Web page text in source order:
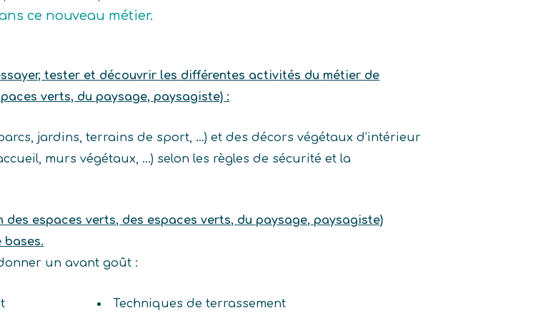
ce nouveau métier.
tester et découvrir les différentes activités du métier de
verts, du paysage, paysagiste) :
jardins, terrains de sport, …) et des décors végétaux d’intérieur
murs végétaux, …) selon les règles de sécurité et la
espaces verts, des espaces verts, du paysage, paysagiste)
bases.
un avant goût :
Techniques de terrassement